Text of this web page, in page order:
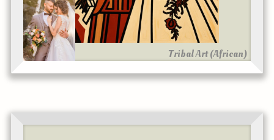
Tribal Art (African)